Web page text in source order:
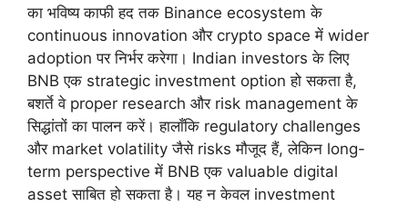
का भविष्य काफी हद तक Binance ecosystem के
continuous innovation और crypto space में wider
adoption पर निर्भर करेगा। Indian investors के लिए
BNB एक strategic investment option हो सकता है,
बशर्ते वे proper research और risk management के
सिद्धांतों का पालन करें। हालाँकि regulatory challenges
और market volatility जैसे risks मौजूद हैं, लेकिन long-
term perspective में BNB एक valuable digital
asset साबित हो सकता है। यह न केवल investment